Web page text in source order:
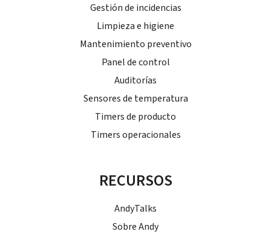
Gestión de incidencias
Limpieza e higiene
Mantenimiento preventivo
Panel de control
Auditorías
Sensores de temperatura
Timers de producto
Timers operacionales
RECURSOS
AndyTalks
Sobre Andy